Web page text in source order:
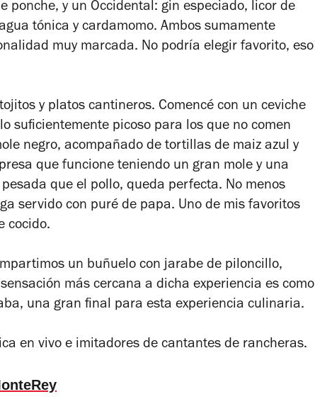
ponche, y un Occidental: gin especiado, licor de
tónica y cardamomo. Ambos sumamente
muy marcada. No podría elegir favorito, eso
y platos cantineros. Comencé con un ceviche
suficientemente picoso para los que no comen
negro, acompañado de tortillas de maiz azul y
que funcione teniendo un gran mole y una
que el pollo, queda perfecta. No menos
servido con puré de papa. Uno de mis favoritos
cocido.
un buñuelo con jarabe de piloncillo,
más cercana a dicha experiencia es como
una gran final para esta experiencia culinaria.
en vivo e imitadores de cantantes de rancheras.